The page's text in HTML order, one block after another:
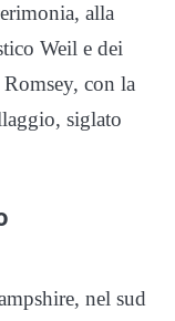
alla
Weil e dei
con la
siglato
nel sud